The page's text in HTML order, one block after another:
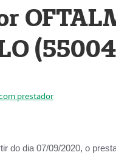
prestador
do dia 07/09/2020, o